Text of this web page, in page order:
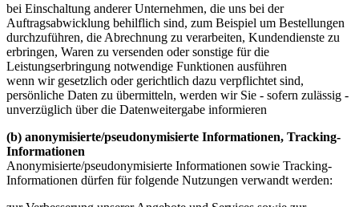
bei Einschaltung anderer Unternehmen, die uns bei der
Auftragsabwicklung behilflich sind, zum Beispiel um Bestellungen
durchzuführen, die Abrechnung zu verarbeiten, Kundendienste zu
erbringen, Waren zu versenden oder sonstige für die
Leistungserbringung notwendige Funktionen ausführen
wenn wir gesetzlich oder gerichtlich dazu verpflichtet sind,
persönliche Daten zu übermitteln, werden wir Sie - sofern zulässig -
unverzüglich über die Datenweitergabe informieren
(b) anonymisierte/pseudonymisierte Informationen, Tracking-
Informationen
Anonymisierte/pseudonymisierte Informationen sowie Tracking-
Informationen dürfen für folgende Nutzungen verwandt werden: